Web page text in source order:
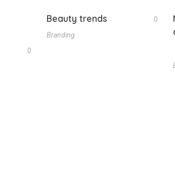
0
Beauty trends
0
Branding